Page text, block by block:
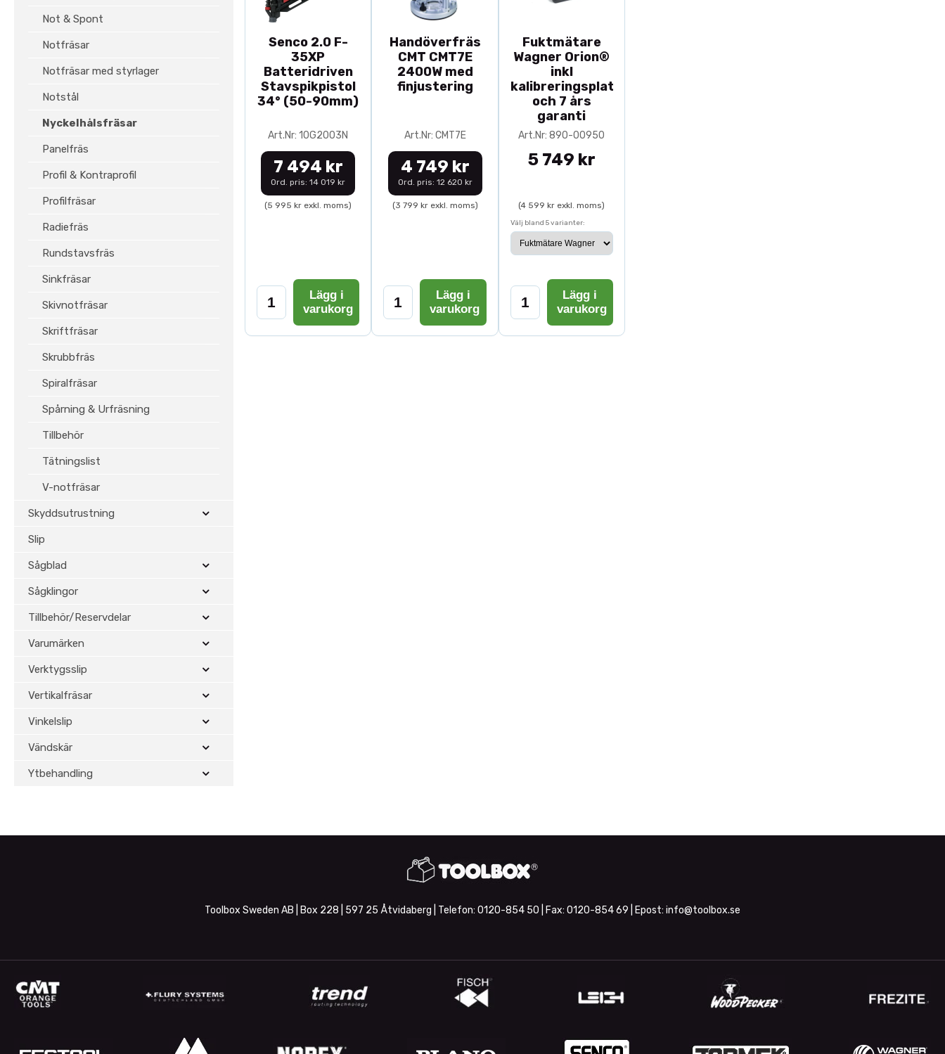
Not & Spont
Notfräsar
Notfräsar med styrlager
Notstål
Nyckelhålsfräsar
Panelfräs
Profil & Kontraprofil
Profilfräsar
Radiefräs
Rundstavsfräs
Sinkfräsar
Skivnotfräsar
Skriftfräsar
Skrubbfräs
Spiralfräsar
Spårning & Urfräsning
Tillbehör
Tätningslist
V-notfräsar
Skyddsutrustning
Slip
Sågblad
Sågklingor
Tillbehör/Reservdelar
Varumärken
Verktygsslip
Vertikalfräsar
Vinkelslip
Vändskär
Ytbehandling
Senco 2.0 F-
35XP
Batteridriven
Stavspikpistol
34° (50-90mm)
Art.Nr: 10G2003N
7 494 kr
Ord. pris: 14 019 kr
(5 995 kr exkl. moms)
Lägg i
varukorg
Handöverfräs
CMT CMT7E
2400W med
finjustering
Art.Nr: CMT7E
4 749 kr
Ord. pris: 12 620 kr
(3 799 kr exkl. moms)
Lägg i
varukorg
Fuktmätare
Wagner Orion®
inkl
kalibreringsplatta
och 7 års
garanti
Art.Nr: 890-00950
5 749 kr
(4 599 kr exkl. moms)
Välj bland 5 varianter:
Lägg i
varukorg
Toolbox Sweden AB | Box 228 | 597 25 Åtvidaberg | Telefon: 0120-854 50 | Fax: 0120-854 69 | Epost: info@toolbox.se